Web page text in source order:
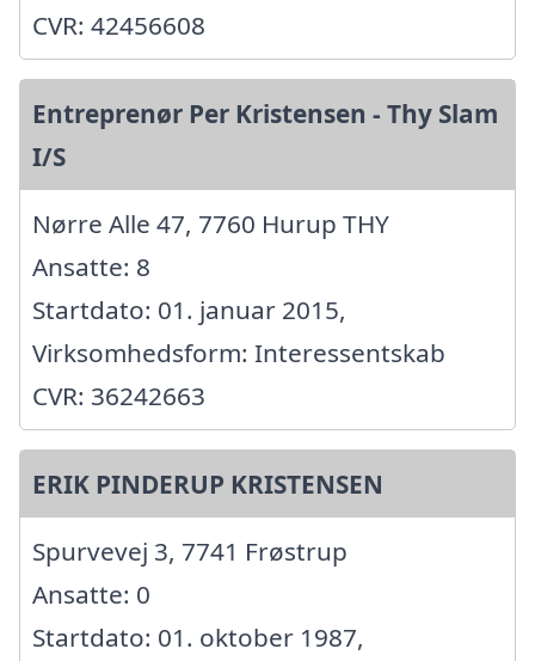
CVR: 42456608
Entreprenør Per Kristensen - Thy Slam
I/S
Nørre Alle 47, 7760 Hurup THY
Ansatte: 8
Startdato: 01. januar 2015,
Virksomhedsform: Interessentskab
CVR: 36242663
ERIK PINDERUP KRISTENSEN
Spurvevej 3, 7741 Frøstrup
Ansatte: 0
Startdato: 01. oktober 1987,